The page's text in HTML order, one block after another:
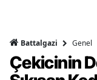
Battalgazi Genel
Çekicinin